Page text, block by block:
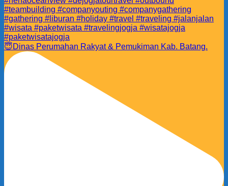
😇Dinas Perumahan Rakyat & Pemukiman Kab. Batang.